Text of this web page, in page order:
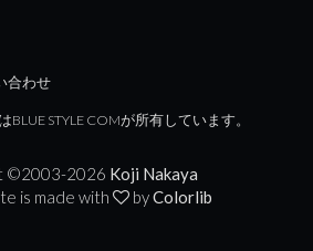
合わせ
STYLE COMが所有しています。
©2003-2026 Koji Nakaya
is made with
byColorlib